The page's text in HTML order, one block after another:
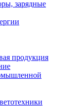
зарядные
продукция